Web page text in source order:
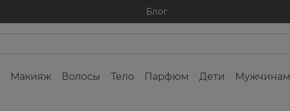
Блог
Макияж Волосы Тело Парфюм Дети Мужчинам